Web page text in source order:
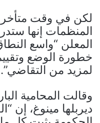
لكن في وقت متأخر
المنظمات إنها
المعلن “واسع
خطورة الوضع
لمزيد من التقاضي”.
وقالت المحامية
ديربلها مينوغ، إن